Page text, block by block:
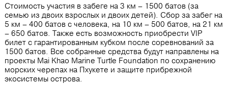
Стоимость участия в забеге на 3 км – 1500 батов (за
семью из двоих взрослых и двоих детей). Сбор за забег на
5 км – 400 батов с человека, на 10 км – 500 батов, на 21 км
– 650 батов. Также есть возможность приобрести VIP
билет с гарантированным кубком после соревнований за
1500 батов. Все собранные средства будут направлены на
проекты Mai Khao Marine Turtle Foundation по сохранению
морских черепах на Пхукете и защите прибрежной
экосистемы острова.